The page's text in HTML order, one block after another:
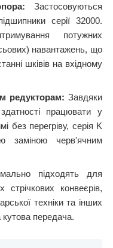
Застосовуються
серії 32000.
потужних
навантажень, що
шківів на вхідному
редукторам: Завдяки
працювати у
без перегріву, серія K
заміною черв'ячним
підходять для
конвеєрів,
техніки та інших
кутова передача.